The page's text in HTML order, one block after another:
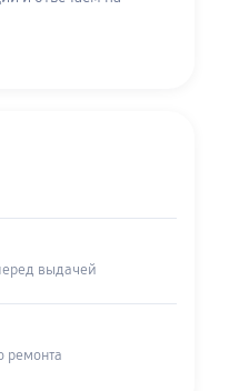
выдачей
ремонта